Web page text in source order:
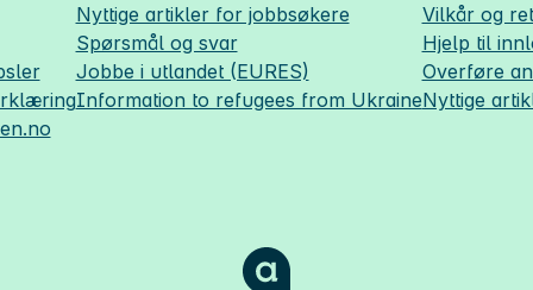
Nyttige artikler for jobbsøkere
Spørsmål og svar
Jobbe i utlandet (EURES)
Information to refugees from Ukraine
Vilkår og
Hjelp til
Overføre
Nyttige